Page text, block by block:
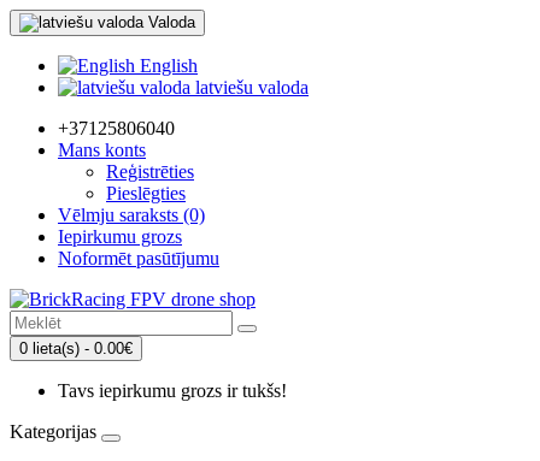
Valoda
English
latviešu valoda
+37125806040
Mans konts
Reģistrēties
Pieslēgties
Vēlmju saraksts (0)
Iepirkumu grozs
Noformēt pasūtījumu
0 lieta(s) - 0.00€
Tavs iepirkumu grozs ir tukšs!
Kategorijas